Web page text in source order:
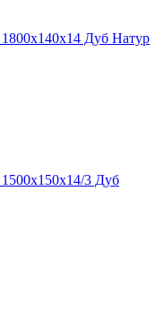
Дуб Натур
3 Дуб